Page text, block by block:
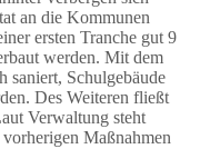
an die Kommunen
ersten Tranche gut 9
werden. Mit dem
saniert, Schulgebäude
Des Weiteren fließt
Verwaltung steht
Maßnahmen